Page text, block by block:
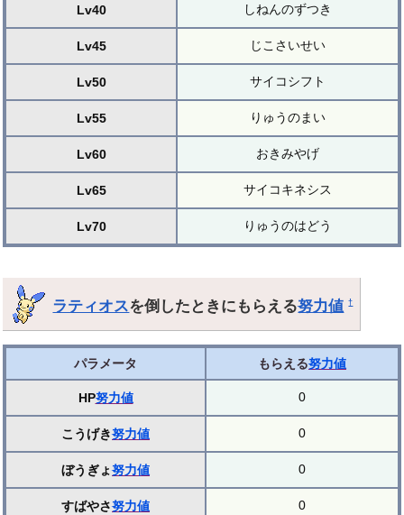
Lv40 しねんのずつき
Lv45 じこさいせい
Lv50 サイコシフト
Lv55 りゅうのまい
Lv60 おきみやげ
Lv65 サイコキネシス
Lv70 りゅうのはどう
ラティオスを倒したときにもらえる努力値 †
パラメータ もらえる努力値
HP努力値 0
こうげき努力値 0
ぼうぎょ努力値 0
すばやさ努力値 0